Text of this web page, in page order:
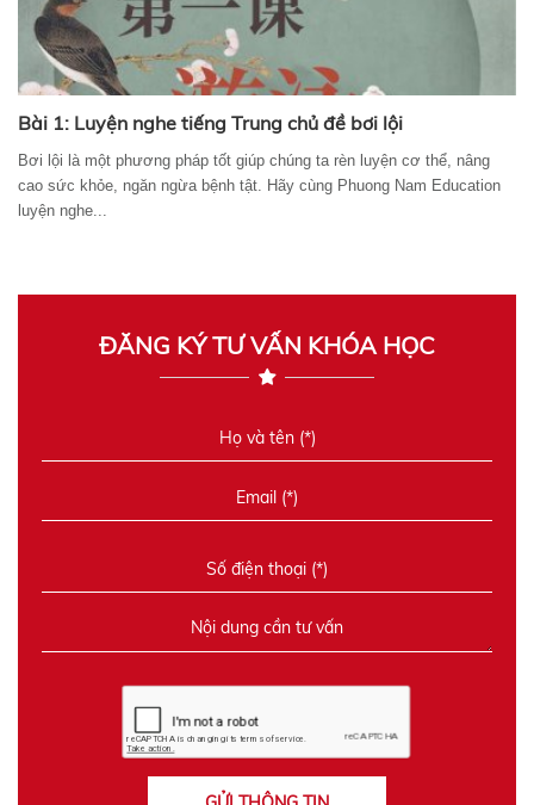
Bài 1: Luyện nghe tiếng Trung chủ đề bơi lội
Bơi lội là một phương pháp tốt giúp chúng ta rèn luyện cơ thể, nâng
cao sức khỏe, ngăn ngừa bệnh tật. Hãy cùng Phuong Nam Education
luyện nghe...
ĐĂNG KÝ TƯ VẤN KHÓA HỌC